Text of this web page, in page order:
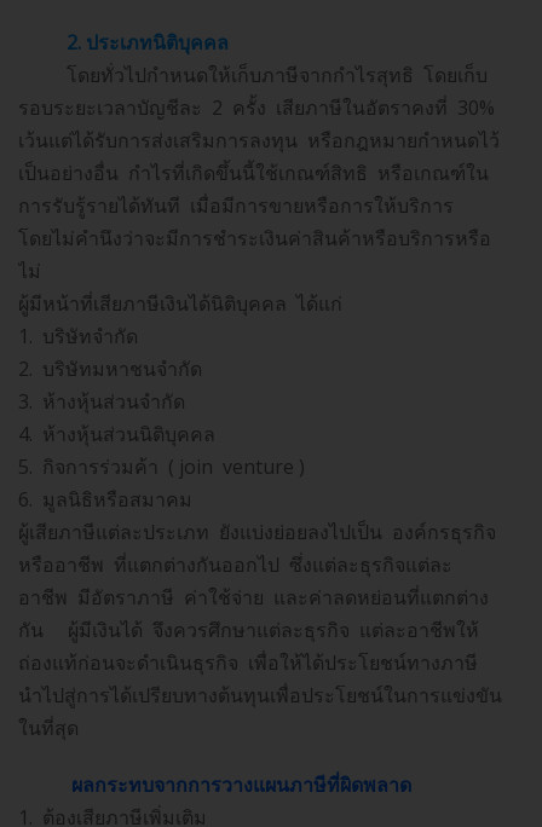
2. ประเภทนิติบุคคล
โดยทั่วไปกำหนดให้เก็บภาษีจากกำไรสุทธิ โดยเก็บ
รอบระยะเวลาบัญชีละ 2 ครั้ง เสียภาษีในอัตราคงที่ 30%
เว้นแต่ได้รับการส่งเสริมการลงทุน หรือกฎหมายกำหนดไว้
เป็นอย่างอื่น กำไรที่เกิดขึ้นนี้ใช้เกณฑ์สิทธิ หรือเกณฑ์ใน
การรับรู้รายได้ทันที เมื่อมีการขายหรือการให้บริการ
โดยไม่คำนึงว่าจะมีการชำระเงินค่าสินค้าหรือบริการหรือ
ไม่
ผู้มีหน้าที่เสียภาษีเงินได้นิติบุคคล ได้แก่
1. บริษัทจำกัด
2. บริษัทมหาชนจำกัด
3. ห้างหุ้นส่วนจำกัด
4. ห้างหุ้นส่วนนิติบุคคล
5. กิจการร่วมค้า ( join venture )
6. มูลนิธิหรือสมาคม
ผู้เสียภาษีแต่ละประเภท ยังแบ่งย่อยลงไปเป็น องค์กรธุรกิจ
หรืออาชีพ ที่แตกต่างกันออกไป ซึ่งแต่ละธุรกิจแต่ละ
อาชีพ มีอัตราภาษี ค่าใช้จ่าย และค่าลดหย่อนที่แตกต่าง
กัน ผู้มีเงินได้ จึงควรศึกษาแต่ละธุรกิจ แต่ละอาชีพให้
ถ่องแท้ก่อนจะดำเนินธุรกิจ เพื่อให้ได้ประโยชน์ทางภาษี
นำไปสู่การได้เปรียบทางต้นทุนเพื่อประโยชน์ในการแข่งขัน
ในที่สุด
ผลกระทบจากการวางแผนภาษีที่ผิดพลาด
1. ต้องเสียภาษีเพิ่มเติม